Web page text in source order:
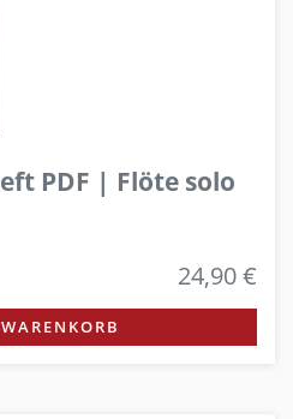
PDF | Flöte solo
24,90 €